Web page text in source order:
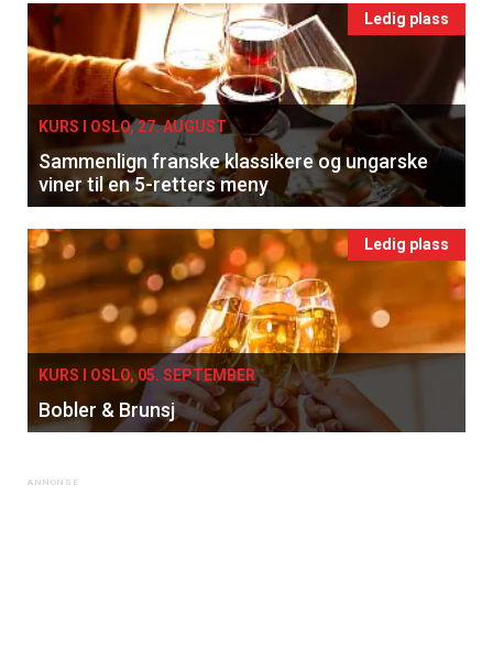
Ledig plass
KURS I OSLO, 27. AUGUST
Sammenlign franske klassikere og ungarske
viner til en 5-retters meny
Ledig plass
KURS I OSLO, 05. SEPTEMBER
Bobler & Brunsj